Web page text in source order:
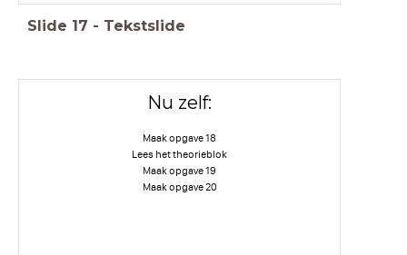
Slide 17 - Tekstslide
Nu zelf:
Maak opgave 18
Lees het theorieblok
Maak opgave 19
Maak opgave 20